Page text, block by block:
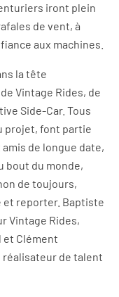
iront plein
de vent, à
aux machines.
la tête
Vintage Rides, de
Side-Car. Tous
projet, font partie
de longue date,
bout du monde,
de toujours,
et reporter. Baptiste
Vintage Rides,
et Clément
de talent